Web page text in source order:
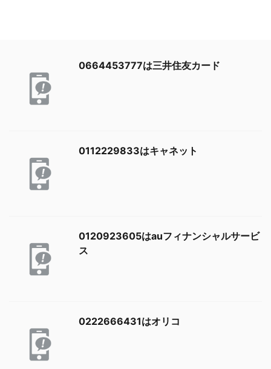
0664453777は三井住友カード
0112229833はキャネット
0120923605はauフィナンシャルサービ
ス
0222666431はオリコ